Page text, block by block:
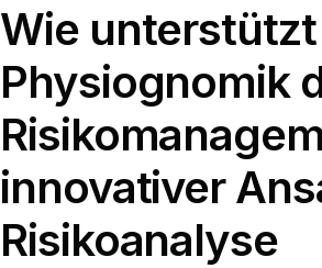
Wie unterstützt
Physiognomik
innovativer
Risikoanalyse